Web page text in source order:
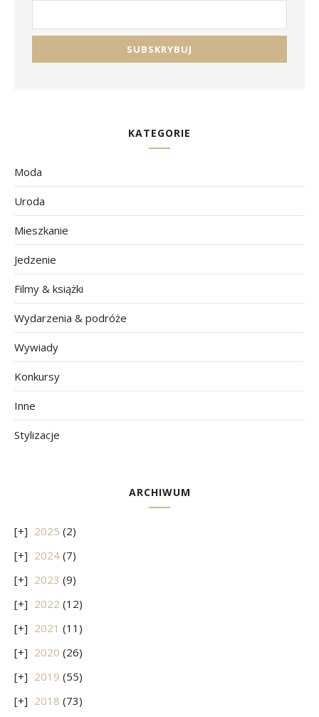
KATEGORIE
Moda
Uroda
Mieszkanie
Jedzenie
Filmy & książki
Wydarzenia & podróże
Wywiady
Konkursy
Inne
Stylizacje
ARCHIWUM
2025 (2)
2024 (7)
2023 (9)
2022 (12)
2021 (11)
2020 (26)
2019 (55)
2018 (73)